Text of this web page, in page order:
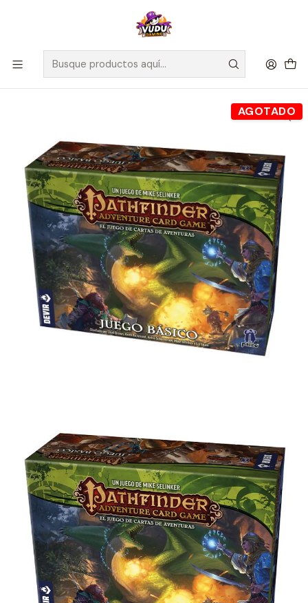
🚀 ¡Despachamos a todo Chile! Envío GRATIS a Regiones sobre
$100.000 y a RM sobre $35.000
Inicio Juegos de Mesa Editorial Devir
Pathfinder: El Juego de Cartas de Aventuras - Español
AGOTADO